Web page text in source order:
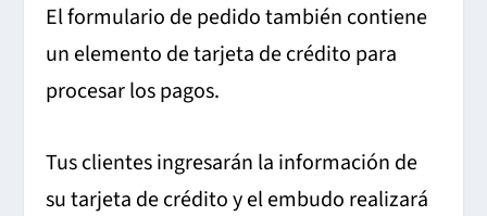
El formulario de pedido también contiene
un elemento de tarjeta de crédito para
procesar los pagos.
Tus clientes ingresarán la información de
su tarjeta de crédito y el embudo realizará